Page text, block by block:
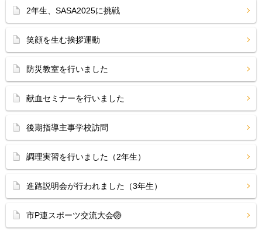
2年生、SASA2025に挑戦
笑顔を生む挨拶運動
防災教室を行いました
献血セミナーを行いました
後期指導主事学校訪問
調理実習を行いました（2年生）
進路説明会が行われました（3年生）
市P連スポーツ交流大会🏐